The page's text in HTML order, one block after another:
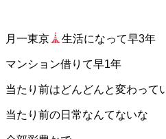
月一東京 生活になって早3年
マンション借りて早1年
当たり前はどんどんと変わって
当たり前の日常なんてないな